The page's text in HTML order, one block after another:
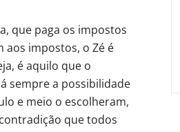
que paga os impostos
impostos, o Zé é
é aquilo que o
sempre a possibilidade
e meio o escolheram,
que todos